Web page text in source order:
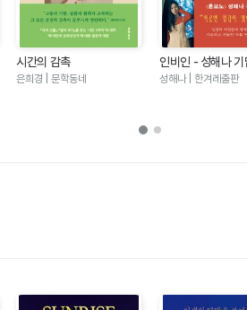
시간의 감촉
은희경 | 문학동네
인비인 - 성해나 기
성해나 | 한겨레출판